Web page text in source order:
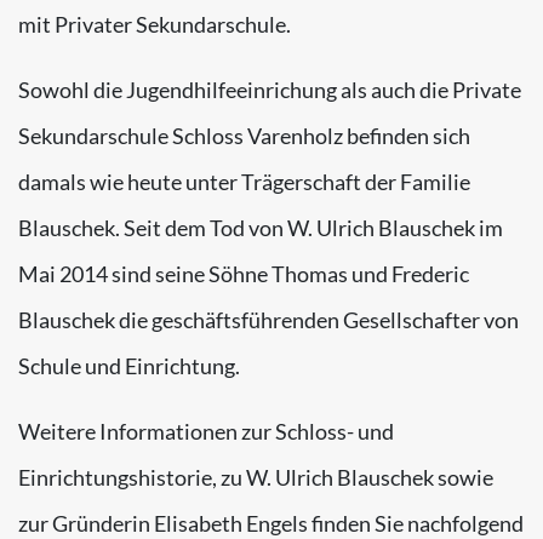
mit Privater Sekundarschule.
Sowohl die Jugendhilfeeinrichung als auch die Private
Sekundarschule Schloss Varenholz befinden sich
damals wie heute unter Trägerschaft der Familie
Blauschek. Seit dem Tod von W. Ulrich Blauschek im
Mai 2014 sind seine Söhne Thomas und Frederic
Blauschek die geschäftsführenden Gesellschafter von
Schule und Einrichtung.
Weitere Informationen zur Schloss- und
Einrichtungshistorie, zu W. Ulrich Blauschek sowie
zur Gründerin Elisabeth Engels finden Sie nachfolgend